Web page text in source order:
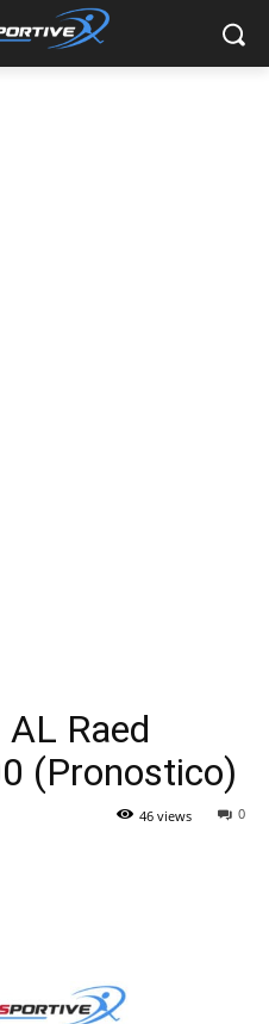
Raed
(Pronostico)
0
46 views